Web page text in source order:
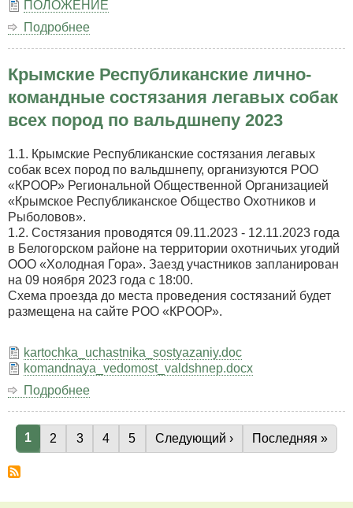
ПОЛОЖЕНИЕ
Подробнее
на
первенство
Региональной
организации
«Крымское
Республиканское
общество
и
рыболовов»
по
охотничьему
автомобильному
биатлону,
ой
годовщине
Крымские Республиканские лично-
командные состязания легавых собак
всех пород по вальдшнепу 2023
1.1. Крымские Республиканские состязания легавых
собак всех пород по вальдшнепу, организуются РОО
«КРООР» Региональной Общественной Организацией
«Крымское Республиканское Общество Охотников и
Рыболовов».
1.2. Состязания проводятся 09.11.2023 - 12.11.2023 года
в Белогорском районе на территории охотничьих угодий
ООО «Холодная Гора». Заезд участников запланирован
на 09 ноября 2023 года с 18:00.
Схема проезда до места проведения состязаний будет
размещена на сайте РОО «КРООР».
kartochka_uchastnika_sostyazaniy.doc
komandnaya_vedomost_valdshnep.docx
Подробнее
Республиканские
лично-
командные
собак
Нумерация
страниц
Текущая страница
1 Страница
2 Страница
3 Страница
4 Страница
5 Следующая страница
Следующий › Последняя
Последняя »